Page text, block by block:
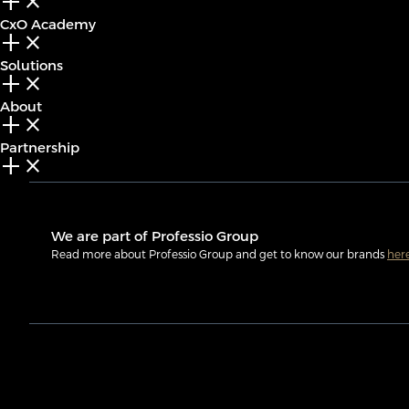
CxO Academy
add_2 close
Solutions
add_2 close
About
add_2 close
Partnership
add_2 close
We are part of Professio Group
Read more about Professio Group and get to know our brands